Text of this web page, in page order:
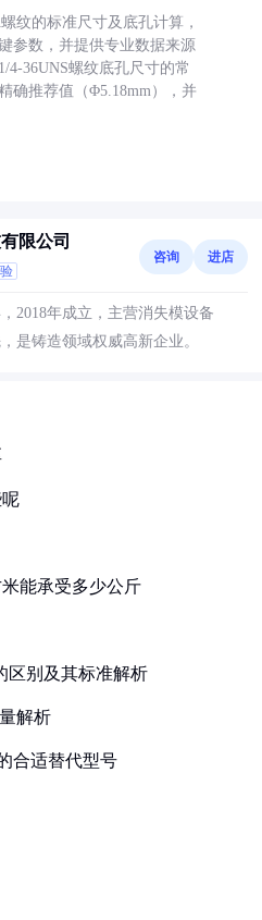
纹的标准尺寸及底孔计算，
参数，并提供专业数据来源
4-36UNS螺纹底孔尺寸的常
确推荐值（Φ5.18mm），并
限公司
咨询 进店
2018年成立，主营消失模设备
是铸造领域权威高新企业。
能承受多少公斤
区别及其标准解析
解析
合适替代型号